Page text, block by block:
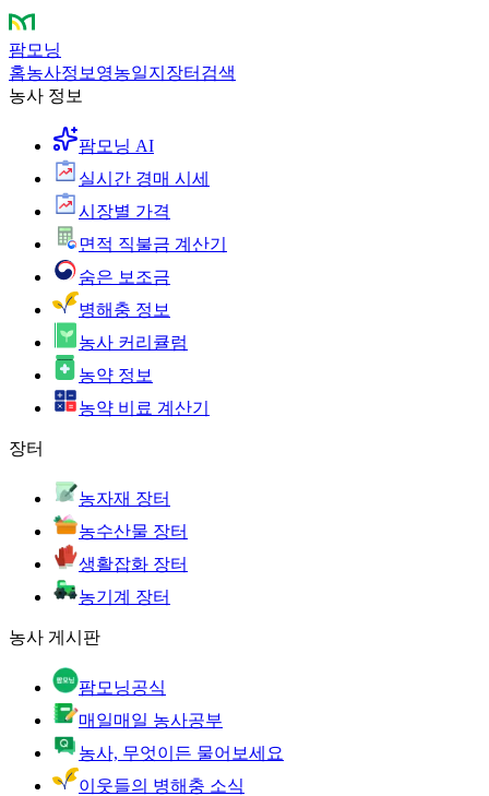
팜모닝
홈농사정보 영농일지 장터 검색
농사 정보
팜모닝 AI
실시간 경매 시세
시장별 가격
면적 직불금 계산기
숨은 보조금
병해충 정보
농사 커리큘럼
농약 정보
농약 비료 계산기
장터
농자재 장터
농수산물 장터
생활잡화 장터
농기계 장터
농사 게시판
팜모닝공식
매일매일 농사공부
농사, 무엇이든 물어보세요
이웃들의 병해충 소식